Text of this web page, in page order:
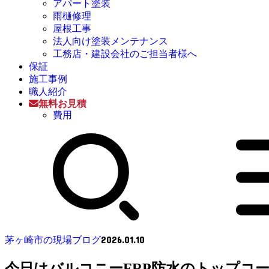
アパート塗装
雨樋修理
屋根工事
法人向け塗装メンテナンス
工務店・建設会社のご担当者様へ
保証
施工事例
職人紹介
無料お見積
費用
茅ヶ崎市の現場ブログ2026.01.10